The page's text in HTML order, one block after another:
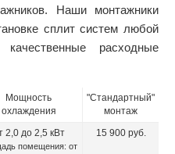
Наши монтажники
сплит систем любой
расходные
Мощность
охлаждения
"Стандартный"
монтаж
2,0 до 2,5 кВт
помещения: от
15 900 руб.